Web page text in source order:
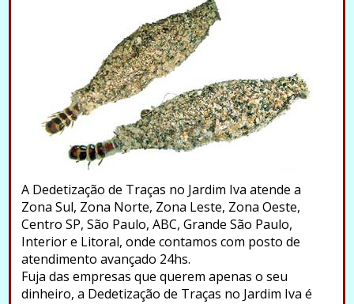
A Dedetização de Traças no Jardim Iva atende a
Zona Sul, Zona Norte, Zona Leste, Zona Oeste,
Centro SP, São Paulo, ABC, Grande São Paulo,
Interior e Litoral, onde contamos com posto de
atendimento avançado 24hs.
Fuja das empresas que querem apenas o seu
dinheiro, a Dedetização de Traças no Jardim Iva é